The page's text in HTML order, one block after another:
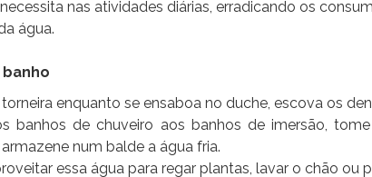
nas atividades diárias, erradicando os
água.
banho
torneira enquanto se ensaboa no duche, escova os
banhos de chuveiro aos banhos de imersão,
num balde a água fria.
essa água para regar plantas, lavar o chão ou